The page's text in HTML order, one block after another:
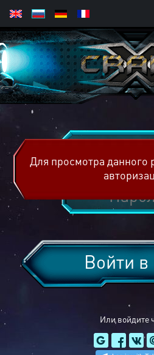
Или войдите
Войти в
Для просмотра данного